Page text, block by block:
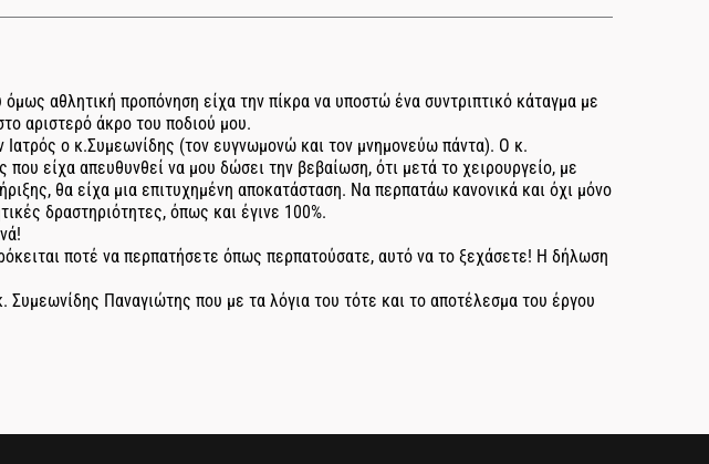
αθλητική προπόνηση είχα την πίκρα να υποστώ ένα συντριπτικό κάταγμα με
αριστερό άκρο του ποδιού μου.
ο κ.Συμεωνίδης (τον ευγνωμονώ και τον μνημονεύω πάντα). Ο κ.
είχα απευθυνθεί να μου δώσει την βεβαίωση, ότι μετά το χειρουργείο, με
θα είχα μια επιτυχημένη αποκατάσταση. Να περπατάω κανονικά και όχι μόνο
δραστηριότητες, όπως και έγινε 100%.
ποτέ να περπατήσετε όπως περπατούσατε, αυτό να το ξεχάσετε! Η δήλωση
Παναγιώτης που με τα λόγια του τότε και το αποτέλεσμα του έργου